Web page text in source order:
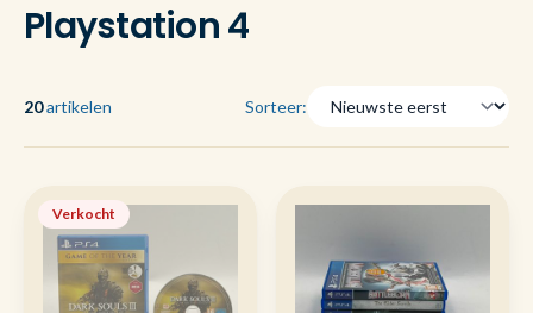
Playstation 4
20artikelen Sorteer:
Verkocht